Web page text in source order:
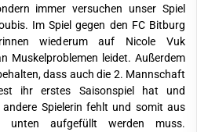
immer versuchen unser Spiel
Im Spiel gegen den FC Bitburg
wiederum auf Nicole Vuk
Muskelproblemen leidet. Außerdem
dass auch die 2. Mannschaft
ihr erstes Saisonspiel hat und
Spielerin fehlt und somit aus
aufgefüllt werden muss.